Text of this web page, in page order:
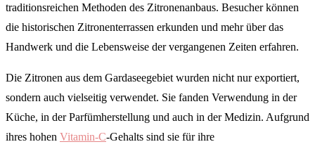
traditionsreichen Methoden des Zitronenanbaus. Besucher können
die historischen Zitronenterrassen erkunden und mehr über das
Handwerk und die Lebensweise der vergangenen Zeiten erfahren.
Die Zitronen aus dem Gardaseegebiet wurden nicht nur exportiert,
sondern auch vielseitig verwendet. Sie fanden Verwendung in der
Küche, in der Parfümherstellung und auch in der Medizin. Aufgrund
ihres hohen Vitamin-C-Gehalts sind sie für ihre